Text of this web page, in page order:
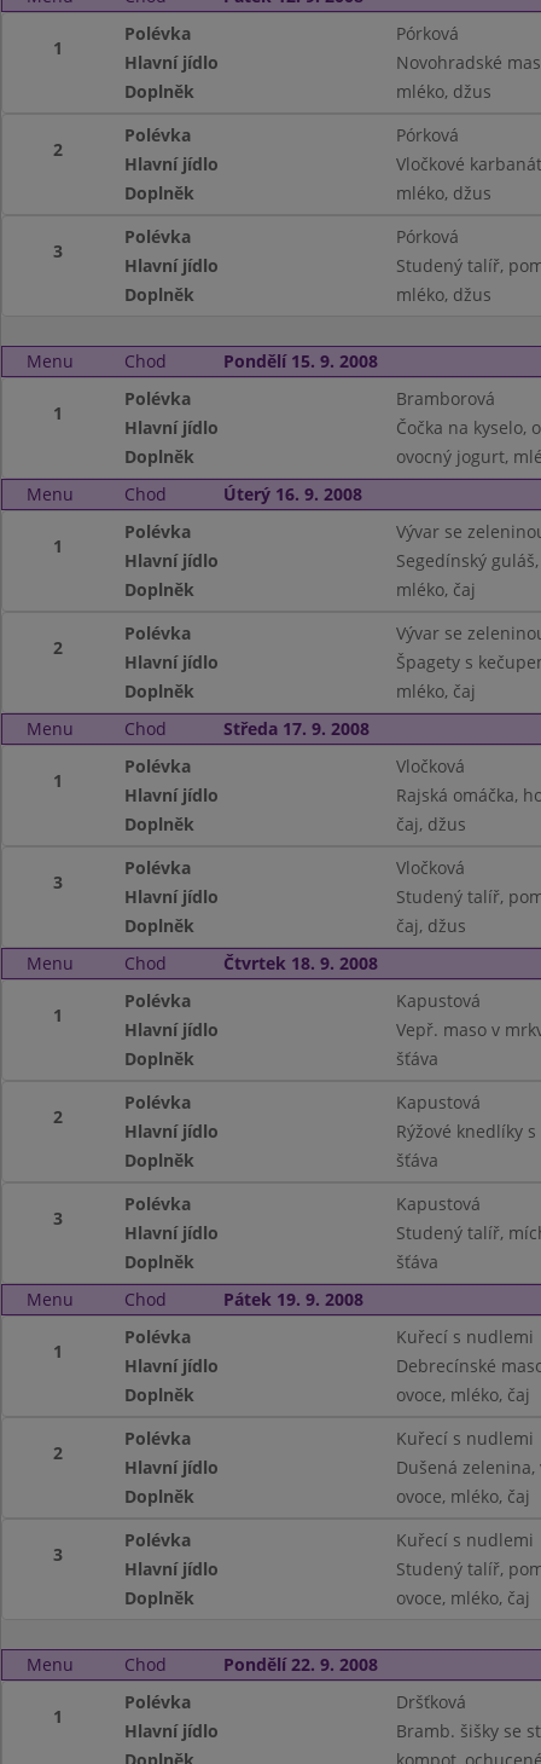
1
Polévka
Pórková
Hlavní jídlo
Novohradské
Doplněk
mléko, džus
2
Polévka
Pórková
Hlavní jídlo
Vločkové
Doplněk
mléko, džus
3
Polévka
Pórková
Hlavní jídlo
Studený talíř,
Doplněk
mléko, džus
Menu Chod Pondělí 15. 9. 2008
1
Polévka
Bramborová
Hlavní jídlo
Čočka na kyselo,
Doplněk
ovocný jogurt,
Menu
Chod Úterý 16. 9. 2008
1
Polévka
Vývar se
Hlavní jídlo
Segedínský
Doplněk
mléko, čaj
2
Polévka
Vývar se
Hlavní jídlo
Špagety s
Doplněk
mléko, čaj
Menu
Chod Středa 17. 9. 2008
1
Polévka
Vločková
Hlavní jídlo
Rajská omáčka,
Doplněk
čaj, džus
3
Polévka
Vločková
Hlavní jídlo
Studený talíř,
Doplněk
čaj, džus
Menu
Chod Čtvrtek 18. 9. 2008
1
Polévka
Kapustová
Hlavní jídlo
Vepř. maso v
Doplněk
šťáva
2
Polévka
Kapustová
Hlavní jídlo
Rýžové knedlíky
Doplněk
šťáva
3
Polévka
Kapustová
Hlavní jídlo
Studený talíř,
Doplněk
šťáva
Menu
Chod Pátek 19. 9. 2008
1
Polévka
Kuřecí s nudlemi
Hlavní jídlo
Debrecínské
Doplněk
ovoce, mléko, čaj
2
Polévka
Kuřecí s nudlemi
Hlavní jídlo
Dušená
Doplněk
ovoce, mléko, čaj
3
Polévka
Kuřecí s nudlemi
Hlavní jídlo
Studený talíř,
Doplněk
ovoce, mléko, čaj
Menu Chod Pondělí 22. 9. 2008
1
Polévka
Dršťková
Hlavní jídlo
Bramb. šišky se